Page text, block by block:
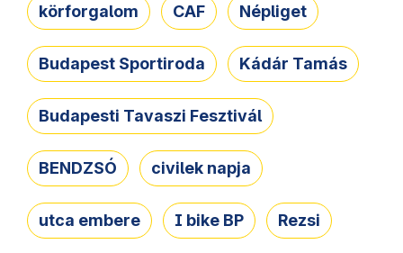
körforgalom CAF Népliget
Budapest Sportiroda Kádár Tamás
Budapesti Tavaszi Fesztivál
BENDZSÓ civilek napja
utca embere I bike BP Rezsi